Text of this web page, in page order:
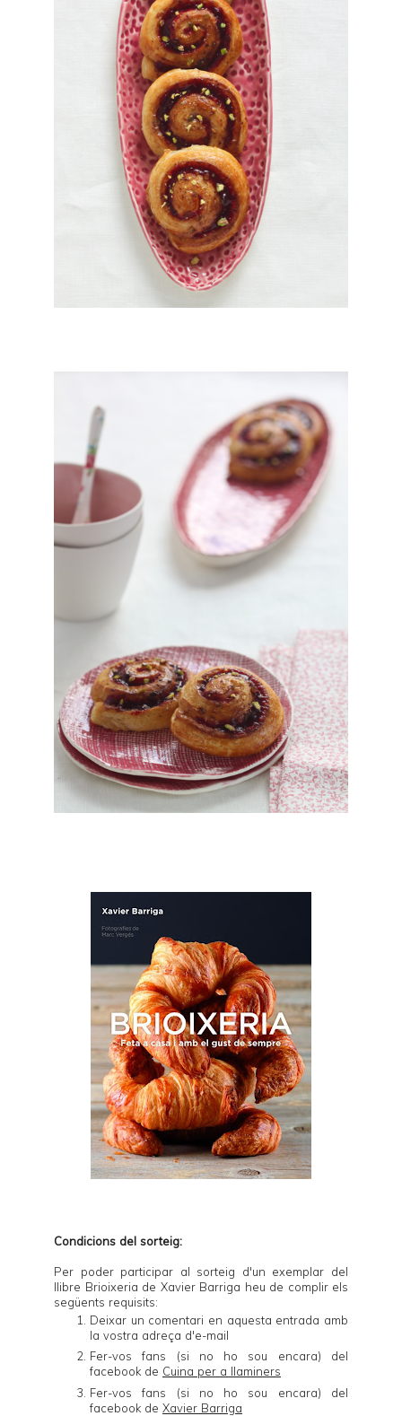
Condicions del sorteig:
Per poder participar al sorteig d'un exemplar del
llibre Brioixeria de Xavier Barriga heu de complir els
següents requisits:
Deixar un comentari en aquesta entrada amb
la vostra adreça d'e-mail
Fer-vos fans (si no ho sou encara) del
facebook de Cuina per a llaminers
Fer-vos fans (si no ho sou encara) del
facebook de Xavier Barriga